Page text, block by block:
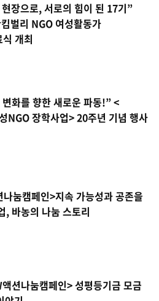
장으로, 서로의 힘이 된 17기”
벌리 NGO 여성활동가
개최
화를 향한 새로운 파동!” <
NGO 장학사업> 20주년 기념 행사
눔캠페인>지속 가능성과 공존을
, 바농의 나눔 스토리
션나눔캠페인> 성평등기금 모금